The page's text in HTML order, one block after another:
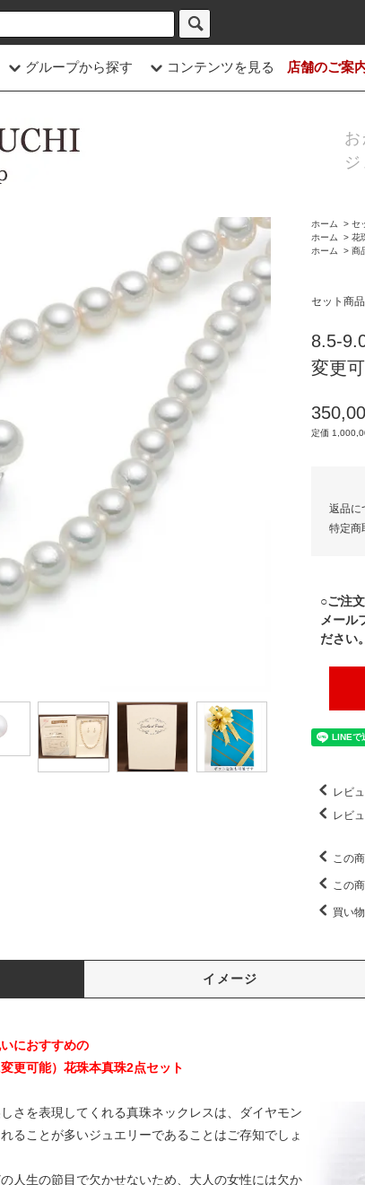
グループから探す コンテンツを見る 店舗のご案
ホーム > セ
ホーム
> 花
ホーム
> 商
セット商品
8.5-
変更可
定価
返品に
特定商
○ご注
メール
ださい。
レビ
レビ
この
この
買い
イメージ
におすすめの
更可能）花珠本真珠2点セット
さを表現してくれる真珠ネックレスは、ダイヤモン
ることが多いジュエリーであることはご存知でしょ
人生の節目で欠かせないため、大人の女性には欠か